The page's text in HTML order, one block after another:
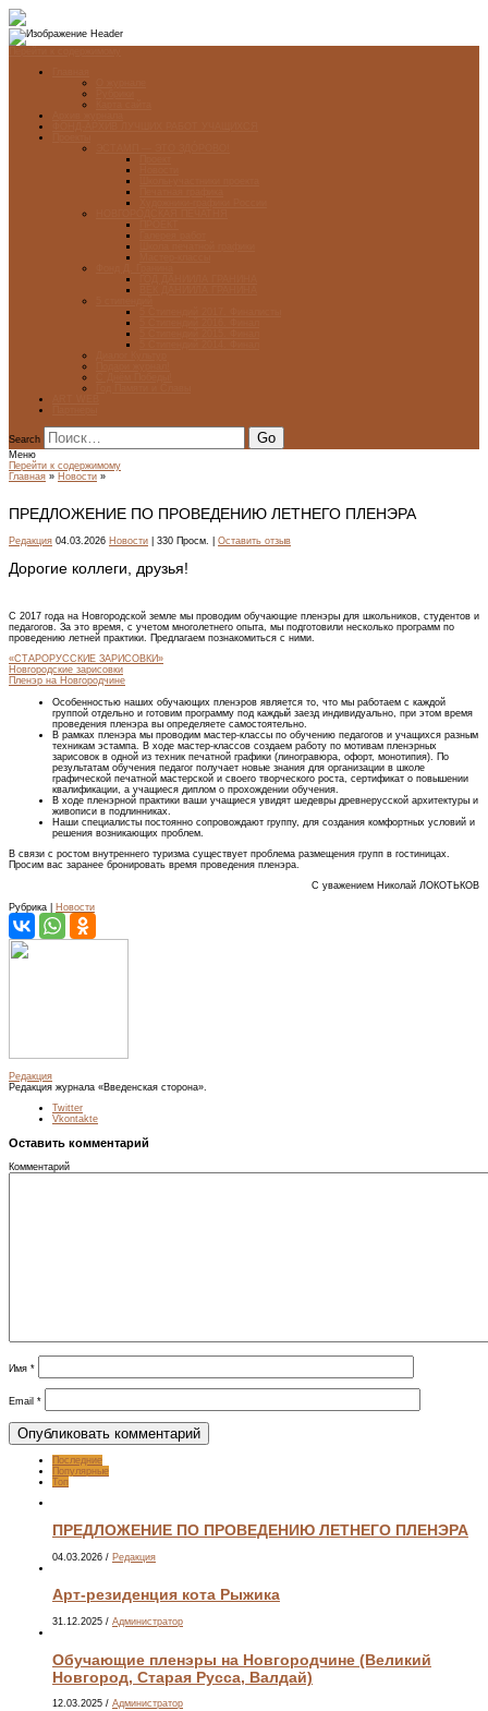
Search
Меню
Перейти к содержимому
Главная » Новости »
ПРЕДЛОЖЕНИЕ ПО ПРОВЕДЕНИЮ ЛЕТНЕГО ПЛЕНЭРА
Редакция 04.03.2026 Новости | 330 Просм. | Оставить отзыв
Дорогие коллеги, друзья!
С 2017 года на Новгородской земле мы проводим обучающие пленэры для школьников, студентов и
педагогов. За это время, с учетом многолетнего опыта, мы подготовили несколько программ по
проведению летней практики. Предлагаем познакомиться с ними.
«СТАРОРУССКИЕ ЗАРИСОВКИ»
Новгородские зарисовки
Пленэр на Новгородчине
Особенностью наших обучающих пленэров является то, что мы работаем с каждой
группой отдельно и готовим программу под каждый заезд индивидуально, при этом время
проведения пленэра вы определяете самостоятельно.
В рамках пленэра мы проводим мастер-классы по обучению педагогов и учащихся разным
техникам эстампа. В ходе мастер-классов создаем работу по мотивам пленэрных
зарисовок в одной из техник печатной графики (линогравюра, офорт, монотипия). По
результатам обучения педагог получает новые знания для организации в школе
графической печатной мастерской и своего творческого роста, сертификат о повышении
квалификации, а учащиеся диплом о прохождении обучения.
В ходе пленэрной практики ваши учащиеся увидят шедевры древнерусской архитектуры и
живописи в подлинниках.
Наши специалисты постоянно сопровождают группу, для создания комфортных условий и
решения возникающих проблем.
В связи с ростом внутреннего туризма существует проблема размещения групп в гостиницах.
Просим вас заранее бронировать время проведения пленэра.
С уважением Николай ЛОКОТЬКОВ
Рубрика | Новости
Редакция
Редакция журнала «Введенская сторона».
Twitter
Vkontakte
Оставить комментарий
Комментарий
Имя *
Email *
Последние
Популярные
Топ
ПРЕДЛОЖЕНИЕ ПО ПРОВЕДЕНИЮ ЛЕТНЕГО ПЛЕНЭРА
04.03.2026 / Редакция
Арт-резиденция кота Рыжика
31.12.2025 / Администратор
Обучающие пленэры на Новгородчине (Великий
Новгород, Старая Русса, Валдай)
12.03.2025 / Администратор